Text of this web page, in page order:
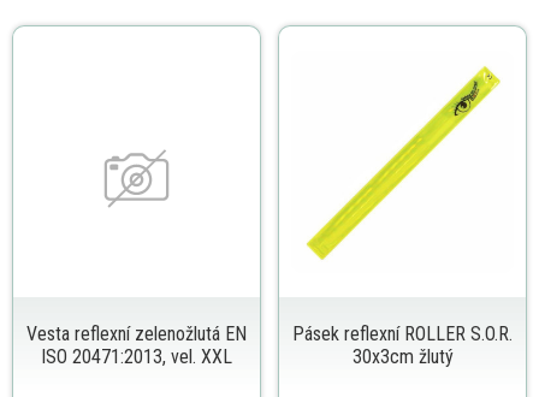
Vesta reflexní zelenožlutá EN
ISO 20471:2013, vel. XXL
Pásek reflexní ROLLER S.O.R.
30x3cm žlutý